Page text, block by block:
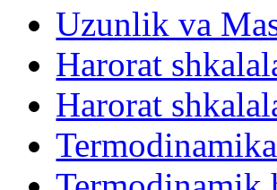
Uzunlik va
Harorat
Harorat